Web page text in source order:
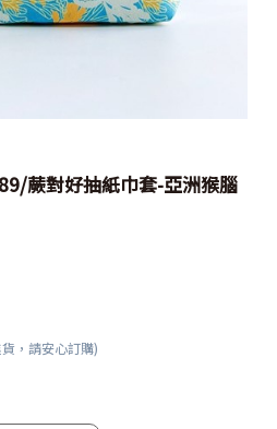
蕨對好抽紙巾套-亞洲猴腦
，請安心訂購)